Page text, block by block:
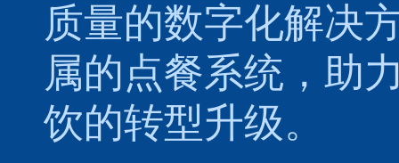
质量的数字化解决
属的点餐系统 ，助
饮的转型升级。